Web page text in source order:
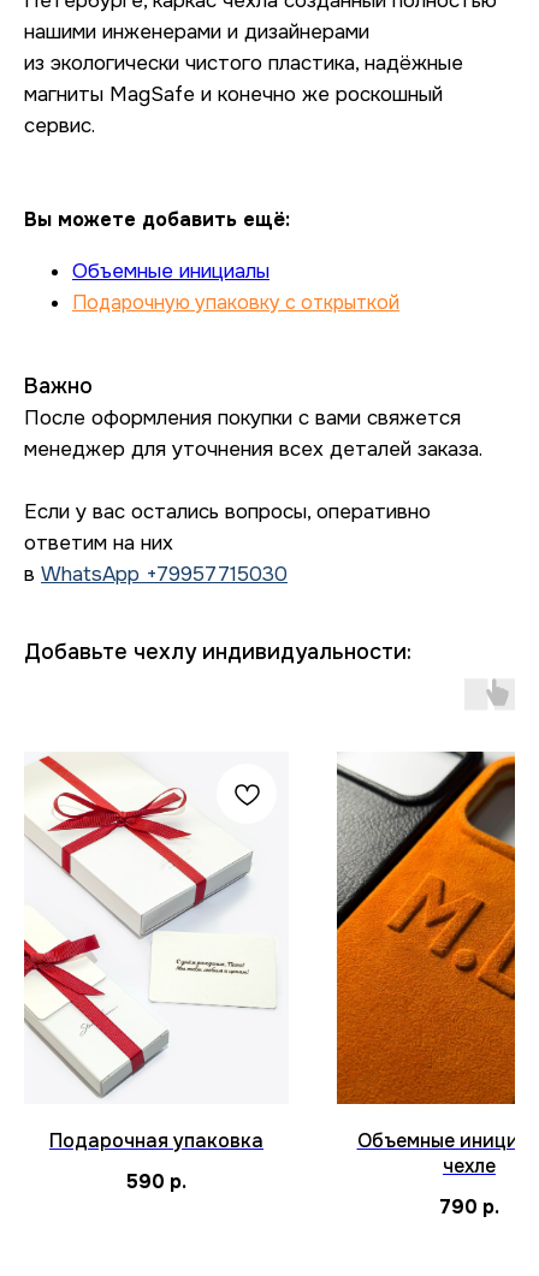
нашими инженерами и дизайнерами
из экологически чистого пластика, надёжные
магниты MagSafe и конечно же роскошный
сервис.
Вы можете добавить ещё:
Объемные инициалы
Подарочную упаковку с открыткой
Важно
После оформления покупки с вами свяжется
менеджер для уточнения всех деталей заказа.
Если у вас остались вопросы, оперативно
ответим на них
в WhatsApp +79957715030
Добавьте чехлу индивидуальности:
Подарочная упаковка
590 р.
Объемные
чехле
790 р.